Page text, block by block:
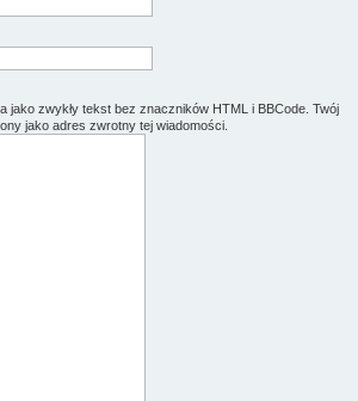
jako zwykły tekst bez znaczników HTML i BBCode. Twój
jako adres zwrotny tej wiadomości.